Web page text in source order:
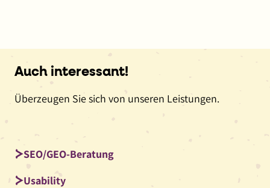
Auch interessant!
Überzeugen Sie sich von unseren Leistungen.
SEO/GEO-Beratung
Usability